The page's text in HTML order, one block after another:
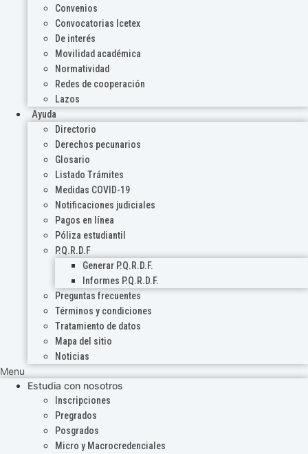
Convenios
Convocatorias Icetex
De interés
Movilidad académica
Normatividad
Redes de cooperación
Lazos
Ayuda
Directorio
Derechos pecunarios
Glosario
Listado Trámites
Medidas COVID-19
Notificaciones judiciales
Pagos en línea
Póliza estudiantil
P.Q.R.D.F
Generar P.Q.R.D.F.
Informes P.Q.R.D.F.
Preguntas frecuentes
Términos y condiciones
Tratamiento de datos
Mapa del sitio
Noticias
Menu
Estudia con nosotros
Inscripciones
Pregrados
Posgrados
Micro y Macrocredenciales